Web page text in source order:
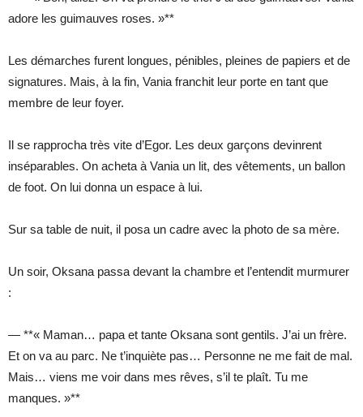
adore les guimauves roses. »**
Les démarches furent longues, pénibles, pleines de papiers et de
signatures. Mais, à la fin, Vania franchit leur porte en tant que
membre de leur foyer.
Il se rapprocha très vite d’Egor. Les deux garçons devinrent
inséparables. On acheta à Vania un lit, des vêtements, un ballon
de foot. On lui donna un espace à lui.
Sur sa table de nuit, il posa un cadre avec la photo de sa mère.
Un soir, Oksana passa devant la chambre et l’entendit murmurer
:
— **« Maman… papa et tante Oksana sont gentils. J’ai un frère.
Et on va au parc. Ne t’inquiète pas… Personne ne me fait de mal.
Mais… viens me voir dans mes rêves, s’il te plaît. Tu me
manques. »**